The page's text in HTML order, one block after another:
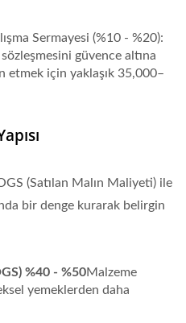
Sermayesi (%10 - %20):
güvence altına
için yaklaşık 35,000–
(Satılan Malın Maliyeti) ile
bir denge kurarak belirgin
%40 - %50Malzeme
yemeklerden daha